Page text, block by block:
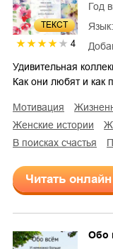
ТЕКСТ
4
Год
Язык:
Удивительная
Как они любят и как
мотивация
женские истории
в поисках счастья
Читать онлайн
Обо